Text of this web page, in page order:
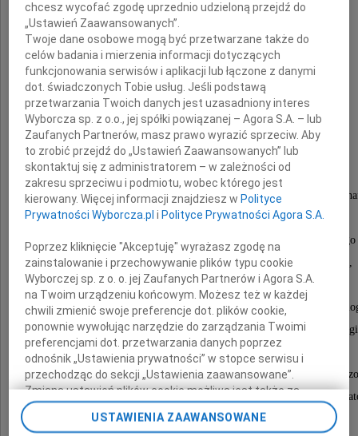
Żegnamy naszego Kolegę
Jana Żytkę
Wybitnego specjalistę w zakresie geologii złóż ropy
i gazu ziemnego,
związanego z jednostkami górnictwa naftowego
oraz z Ministerstwem Górnictwa i Energetyki,
gdzie pełnił funkcję kierownicze,
wieloletniego v-prezesa Centralnego Urzędu
zasłużonego dla dzieła rozwijania polskiej
współautora licznych jej sukcesów.
Człowieka niezwykle pracowitego, o szerokich
i zainteresowaniach, erudytę, doskonałego
chcesz wycofać zgodę uprzednio udzieloną przejdź do
„Ustawień Zaawansowanych”.
Twoje dane osobowe mogą być przetwarzane także do
celów badania i mierzenia informacji dotyczących
funkcjonowania serwisów i aplikacji lub łączone z danymi
dot. świadczonych Tobie usług. Jeśli podstawą
przetwarzania Twoich danych jest uzasadniony interes
Wyborcza sp. z o.o., jej spółki powiązanej – Agora S.A. – lub
Zaufanych Partnerów, masz prawo wyrazić sprzeciw. Aby
to zrobić przejdź do „Ustawień Zaawansowanych” lub
skontaktuj się z administratorem – w zależności od
zakresu sprzeciwu i podmiotu, wobec którego jest
kierowany. Więcej informacji znajdziesz w Polityce
Prywatności Wyborcza.pl i Polityce Prywatności Agora S.A.
Poprzez kliknięcie "Akceptuję" wyrażasz zgodę na
zainstalowanie i przechowywanie plików typu cookie
Wyborczej sp. z o. o. jej Zaufanych Partnerów i Agora S.A.
na Twoim urządzeniu końcowym. Możesz też w każdej
chwili zmienić swoje preferencje dot. plików cookie,
ponownie wywołując narzędzie do zarządzania Twoimi
preferencjami dot. przetwarzania danych poprzez
odnośnik „Ustawienia prywatności” w stopce serwisu i
przechodząc do sekcji „Ustawienia zaawansowane”.
Zmiana ustawień plików cookie możliwa jest także za
pomocą ustawień przeglądarki.
USTAWIENIA ZAAWANSOWANE